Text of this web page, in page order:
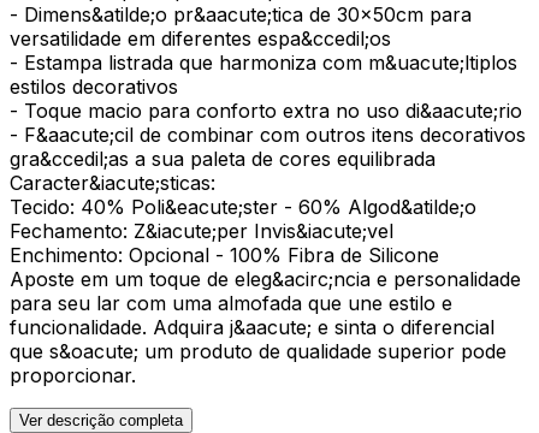
- Dimens&atilde;o pr&aacute;tica de 30x50cm para
versatilidade em diferentes espa&ccedil;os
- Estampa listrada que harmoniza com m&uacute;ltiplos
estilos decorativos
- Toque macio para conforto extra no uso di&aacute;rio
- F&aacute;cil de combinar com outros itens decorativos
gra&ccedil;as a sua paleta de cores equilibrada
Caracter&iacute;sticas:
Tecido: 40% Poli&eacute;ster - 60% Algod&atilde;o
Fechamento: Z&iacute;per Invis&iacute;vel
Enchimento: Opcional - 100% Fibra de Silicone
Aposte em um toque de eleg&acirc;ncia e personalidade
para seu lar com uma almofada que une estilo e
funcionalidade. Adquira j&aacute; e sinta o diferencial
que s&oacute; um produto de qualidade superior pode
proporcionar.
Ver descrição completa